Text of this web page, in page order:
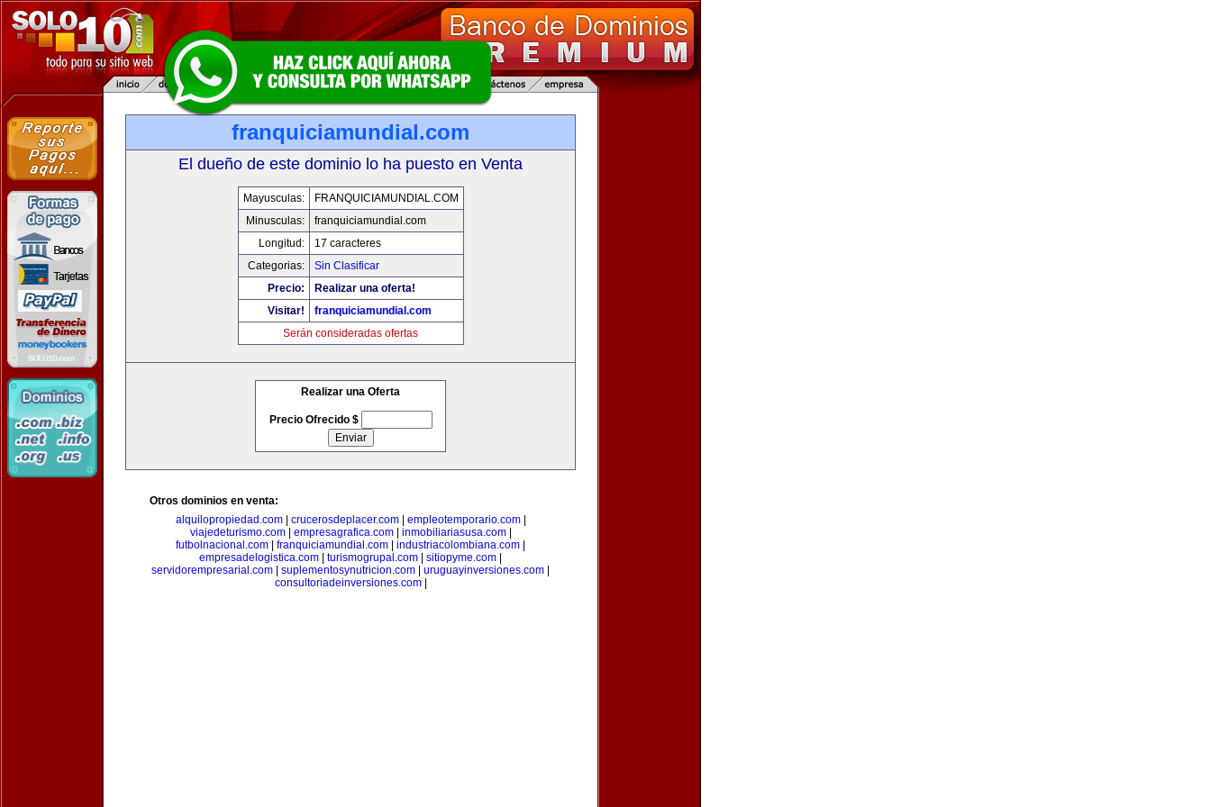
franquiciamundial.com
El dueño de este dominio lo ha puesto en Venta
Mayusculas:
FRANQUICIAMUNDIAL.COM
Minusculas:
franquiciamundial.com
Longitud:
17 caracteres
Categorias:
Sin Clasificar
Precio:
Realizar una oferta!
Visitar!
franquiciamundial.com
Serán consideradas ofertas
Realizar una Oferta
Precio Ofrecido $
Otros dominios en venta:
alquilopropiedad.com| crucerosdeplacer.com| empleotemporario.com|
viajedeturismo.com| empresagrafica.com| inmobiliariasusa.com|
futbolnacional.com
franquiciamundial.com industriacolombiana.com
empresadelogistica.com
turismogrupal.com sitiopyme.com
servidorempresarial.com
suplementosynutricion.com uruguayinversiones.com
consultoriadeinversiones.com|